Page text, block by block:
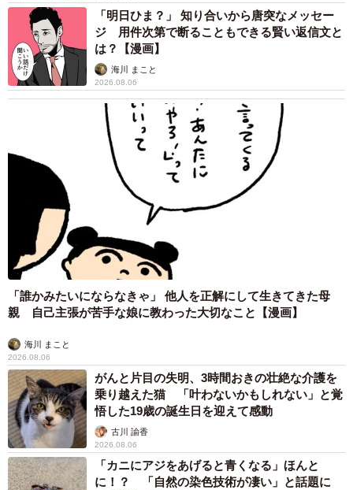
「明日ひま？」 知り合いから唐突なメッセー
ジ 用件次第で断ることもできる賢い返信文と
は？【漫画】
海川 まこと
2026.08.06
「誰かみたいにならなきゃ」 他人を正解にして生きてきた母
親 自己主張が苦手な娘に教わった大切なこと【漫画】
海川 まこと
2026.08.06
がんと片目の失明、3時間おきの壮絶な介護を
乗り越えた猫 「叶わないかもしれない」と覚
悟した19歳の誕生日を迎えて感動
古川 諭香
2026.08.06
「カニにアジをあげると青くなる」ほんと
に！？ 「自然の染色技術が凄い」と話題に